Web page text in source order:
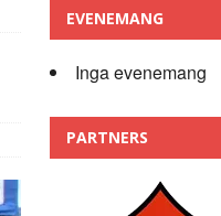
EVENEMANG
Inga evenemang
PARTNERS